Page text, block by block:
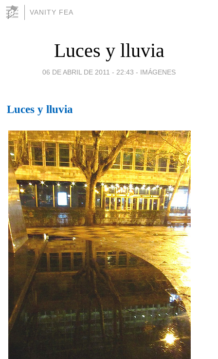
VANITY FEA
Luces y lluvia
06 DE ABRIL DE 2011 - 22:43 - IMÁGENES
Luces y lluvia